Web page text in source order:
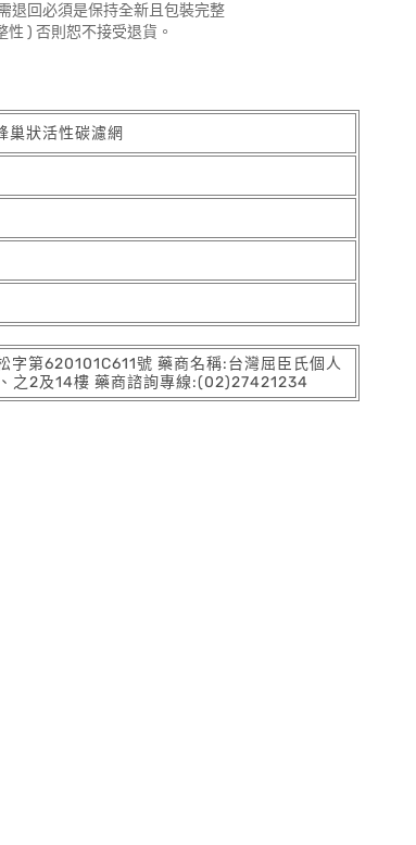
退回必須是保持全新且包裝完整
) 否則恕不接受退貨。
狀活性碳濾網
第620101C611號 藥商名稱:台灣屈臣氏個人
之2及14樓 藥商諮詢專線:(02)27421234